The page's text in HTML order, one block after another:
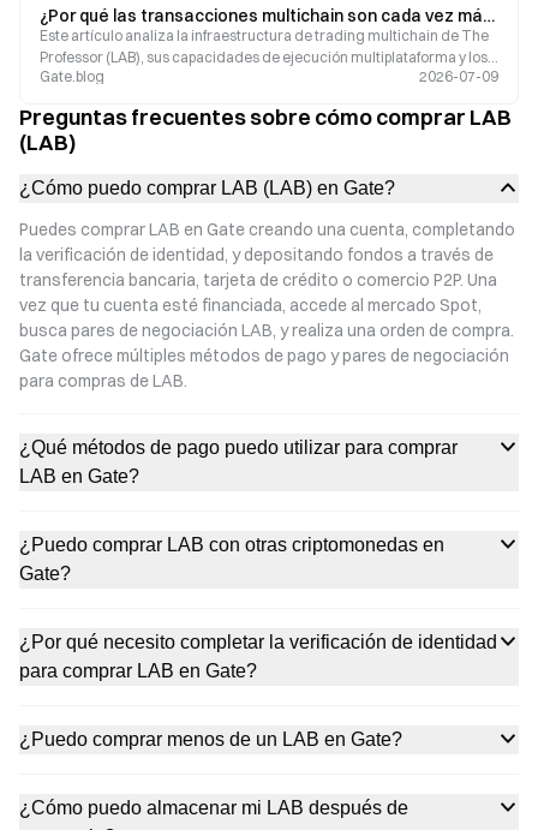
¿Por qué las transacciones multichain son cada vez más complejas? Cómo The Professor (LAB) aborda la fragmentación de liquidez
Este artículo analiza la infraestructura de trading multichain de The
Professor (LAB), sus capacidades de ejecución multiplataforma y los
datos de mercado.
Gate.blog 2026-07-09
Preguntas frecuentes sobre cómo comprar LAB
(LAB)
¿Cómo puedo comprar LAB (LAB) en Gate?
Puedes comprar LAB en Gate creando una cuenta, completando
la verificación de identidad, y depositando fondos a través de
transferencia bancaria, tarjeta de crédito o comercio P2P. Una
vez que tu cuenta esté financiada, accede al mercado Spot,
busca pares de negociación LAB, y realiza una orden de compra.
Gate ofrece múltiples métodos de pago y pares de negociación
para compras de LAB.
¿Qué métodos de pago puedo utilizar para comprar
LAB en Gate?
¿Puedo comprar LAB con otras criptomonedas en
Gate?
¿Por qué necesito completar la verificación de identidad
para comprar LAB en Gate?
¿Puedo comprar menos de un LAB en Gate?
¿Cómo puedo almacenar mi LAB después de